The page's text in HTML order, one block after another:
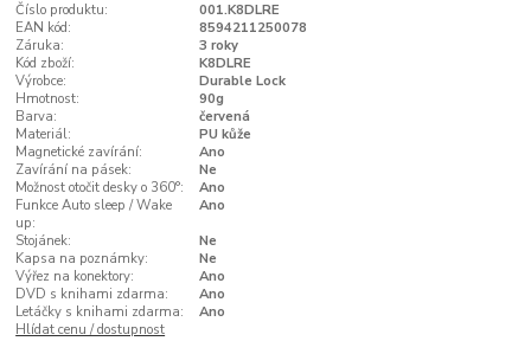
Číslo produktu:
001.K8DLRE
EAN kód:
8594211250078
Záruka:
3 roky
Kód zboží:
K8DLRE
Výrobce:
Durable Lock
Hmotnost:
90g
Barva:
červená
Materiál:
PU kůže
Magnetické zavírání:
Ano
Zavírání na pásek:
Ne
Možnost otočit desky o 360°:
Ano
Funkce Auto sleep / Wake
up:
Ano
Stojánek:
Ne
Kapsa na poznámky:
Ne
Výřez na konektory:
Ano
DVD s knihami zdarma:
Ano
Letáčky s knihami zdarma:
Ano
Hlídat cenu / dostupnost